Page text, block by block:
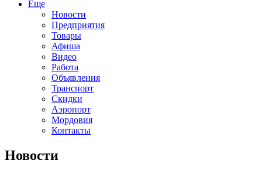
Еще
Новости
Предприятия
Товары
Афиша
Видео
Работа
Объявления
Транспорт
Скидки
Аэропорт
Мордовия
Контакты
Новости